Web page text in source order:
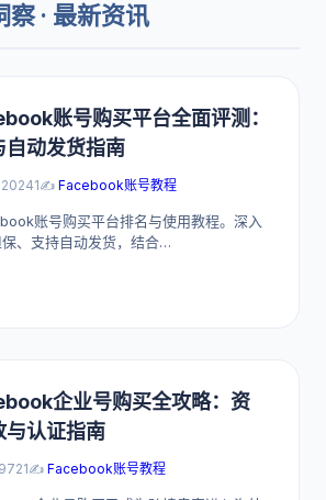
· 最新资讯
账号购买平台全面评测：
自动发货指南
✍️ Facebook账号教程
账号购买平台排名与使用教程。深入
、支持自动发货，结合…
企业号购买全攻略：资
与认证指南
✍️ Facebook账号教程